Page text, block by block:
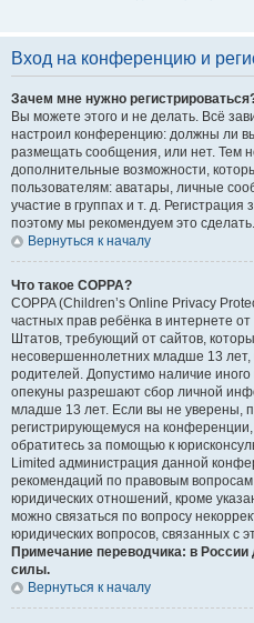
Вход на конференцию и
Зачем мне нужно
Вы можете этого и не делать. Всё
настроил конференцию: должны ли
размещать сообщения, или нет. Тем
дополнительные возможности,
пользователям: аватары, личные
участие в группах и т. д. Регистрация
поэтому мы рекомендуем это сделать.
Вернуться к началу
Что такое COPPA?
COPPA (Children’s Online Privacy
частных прав ребёнка в интернете
Штатов, требующий от сайтов,
несовершеннолетних младше 13 лет,
родителей. Допустимо наличие
опекуны разрешают сбор личной
младше 13 лет. Если вы не уверены,
регистрирующемуся на
обратитесь за помощью к
Limited администрация данной
рекомендаций по правовым
юридических отношений, кроме
можно связаться по вопросу
юридических вопросов, связанных с
Примечание переводчика: в
силы.
Вернуться к началу